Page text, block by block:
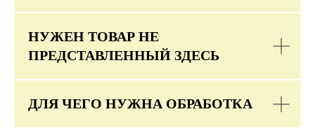
НУЖЕН ТОВАР НЕ
ПРЕДСТАВЛЕННЫЙ ЗДЕСЬ
ДЛЯ ЧЕГО НУЖНА ОБРАБОТКА